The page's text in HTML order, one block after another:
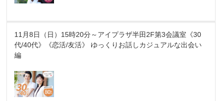
11月8日（日）15時20分～アイプラザ半田2F第3会議室《30
代/40代》《恋活/友活》 ゆっくりお話しカジュアルな出会い
編